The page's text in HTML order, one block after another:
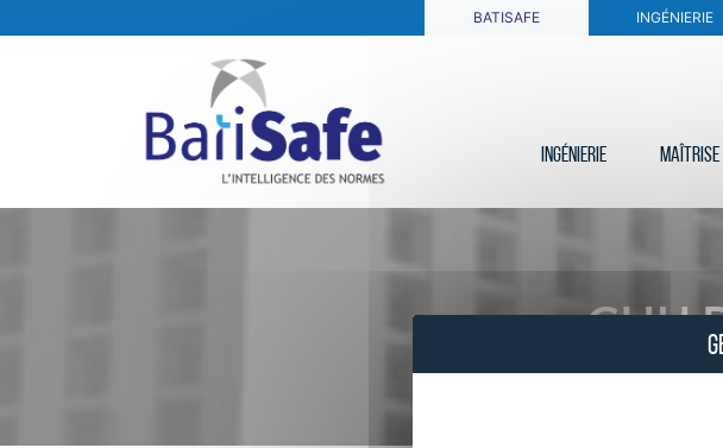
BATISAFE INGÉNIERIE
INGÉNIERIE
CHU